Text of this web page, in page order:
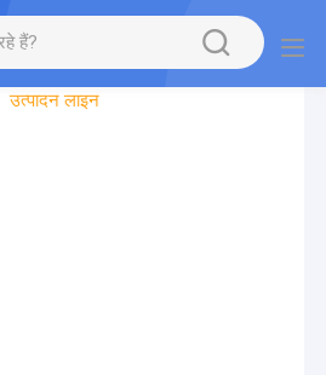
कारखाने का दौरा
उत्पादन लाइन